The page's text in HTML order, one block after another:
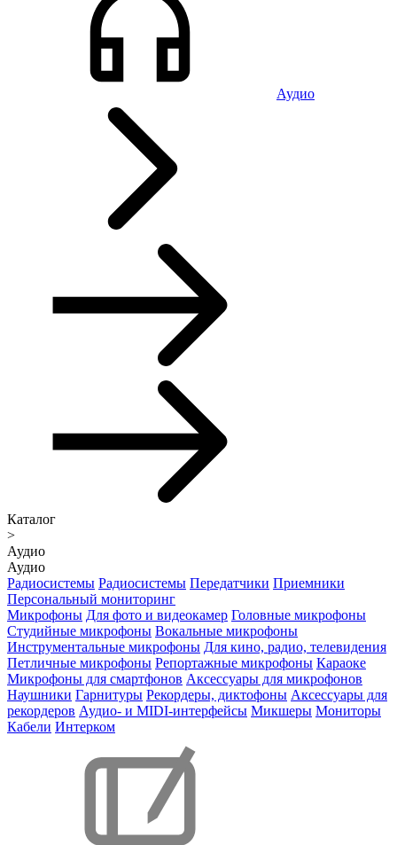
Аудио
Каталог
>
Аудио
Аудио
Радиосистемы Радиосистемы Передатчики Приемники
Персональный мониторинг
Микрофоны Для фото и видеокамер Головные микрофоны
Студийные микрофоны Вокальные микрофоны
Инструментальные микрофоны Для кино, радио, телевидения
Петличные микрофоны Репортажные микрофоны Караоке
Микрофоны для смартфонов Аксессуары для микрофонов
Наушники Гарнитуры Рекордеры, диктофоны Аксессуары для
рекордеров Аудио- и MIDI-интерфейсы Микшеры Мониторы
Кабели Интерком